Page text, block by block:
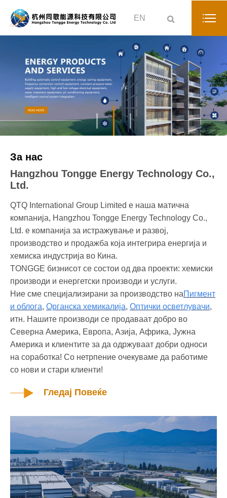
EN
За нас
Hangzhou Tongge Energy Technology Co.,
Ltd.
QTQ International Group Limited е наша матична
компанија, Hangzhou Tongge Energy Technology Co.,
Ltd. е компанија за истражување и развој,
производство и продажба која интегрира енергија и
хемиска индустрија во Кина.
TONGGE бизнисот се состои од два проекти: хемиски
производи и енергетски производи и услуги.
Ние сме специјализирани за производство наПигмент
и облога, Органска хемикалија, Оптички осветлувачи,
итн. Нашите производи се продаваат добро во
Северна Америка, Европа, Азија, Африка, Јужна
Америка и клиентите за да одржуваат добри односи
на соработка! Со нетрпение очекуваме да работиме
со нови и стари клиенти!
Гледај Повеќе